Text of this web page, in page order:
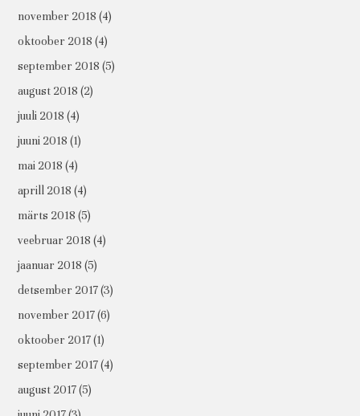
november 2018 (4)
oktoober 2018 (4)
september 2018 (5)
august 2018 (2)
juuli 2018 (4)
juuni 2018 (1)
mai 2018 (4)
aprill 2018 (4)
märts 2018 (5)
veebruar 2018 (4)
jaanuar 2018 (5)
detsember 2017(3)
november 2017(6)
oktoober 2017(1)
september 2017(4)
august 2017(5)